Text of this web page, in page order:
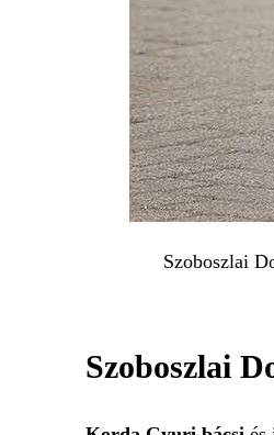
Szoboszlai
Szoboszlai